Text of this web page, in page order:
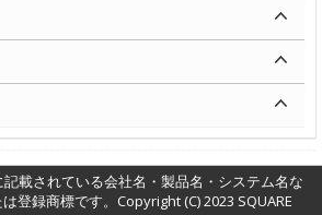
記載されている会社名・製品名・システム名な
登録商標です。Copyright (C) 2023 SQUARE